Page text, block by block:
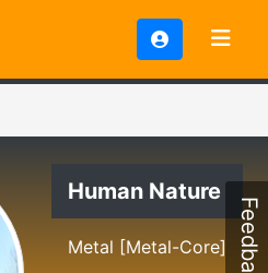
Human Nature
Metal [Metal-Core] Feedback